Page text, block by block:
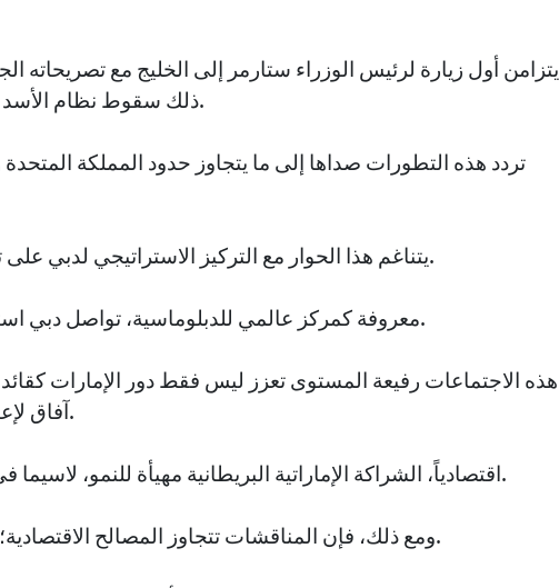
يتزامن أول زيارة لرئيس الوزراء ستارمر إلى الخليج مع تصريحاته
ذلك سقوط نظام الأسد وإمكانية تحقيق وقف إطلاق النار في غزة.
تردد هذه التطورات صداها إلى ما يتجاوز حدود المملكة
يتناغم هذا الحوار مع التركيز الاستراتيجي لدبي على تعزيز السلام الإقليمي والتعاون الاقتصادي.
معروفة كمركز عالمي للدبلوماسية، تواصل دبي استغلال موقعها لتسهيل الشراكات التحويلية.
هذه الاجتماعات رفيعة المستوى تعزز ليس فقط دور الإمارات
آفاق لإعادة تشكيل التفاعلات الاقتصادية مع أوروبا.
اقتصادياً، الشراكة الإماراتية البريطانية مهيأة للنمو، لاسيما في مجالات التكنولوجيا الخضراء والاستثمار.
ومع ذلك، فإن المناقشات تتجاوز المصالح الاقتصادية؛ فهي تمس جوهر الاستقرار الجيوسياسي.